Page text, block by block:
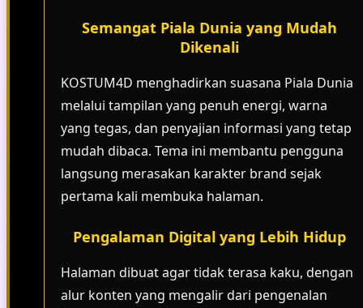
Semangat Piala Dunia yang Mudah
Dikenali
KOSTUM4D menghadirkan suasana Piala Dunia
melalui tampilan yang penuh energi, warna
yang tegas, dan penyajian informasi yang tetap
mudah dibaca. Tema ini membantu pengguna
langsung merasakan karakter brand sejak
pertama kali membuka halaman.
Pengalaman Digital yang Lebih Hidup
Halaman dibuat agar tidak terasa kaku, dengan
alur konten yang mengalir dari pengenalan